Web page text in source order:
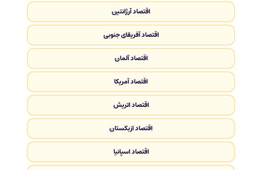
اقتصاد آرژانتین
اقتصاد آفریقای جنوبی
اقتصاد آلمان
اقتصاد آمریکا
اقتصاد اتریش
اقتصاد ازبکستان
اقتصاد اسپانیا